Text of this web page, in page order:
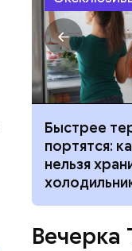
Быстрее
портятся:
нельзя
Вечерка